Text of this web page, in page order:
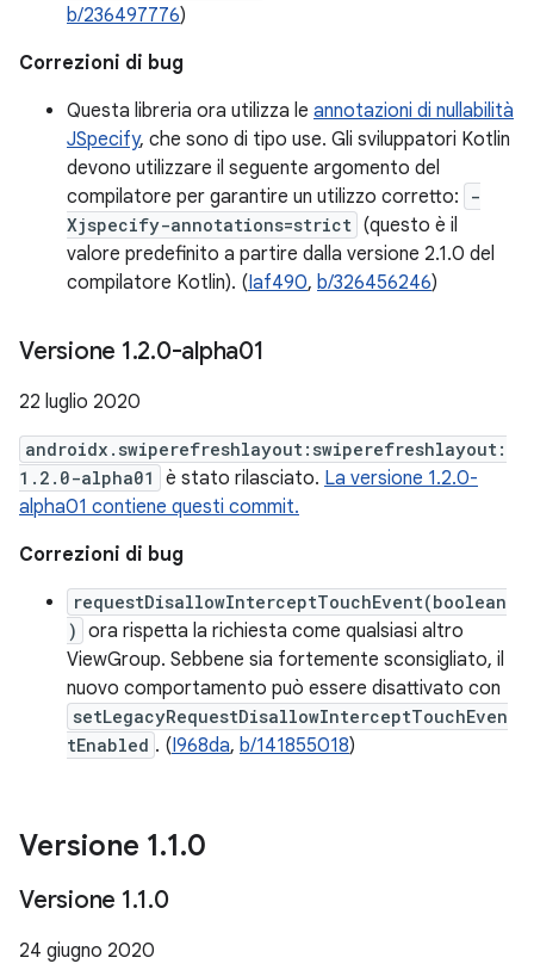
b/236497776)
Correzioni di bug
Questa libreria ora utilizza le annotazioni di nullabilità
JSpecify, che sono di tipo use. Gli sviluppatori Kotlin
devono utilizzare il seguente argomento del
compilatore per garantire un utilizzo corretto:
-
Xjspecify-annotations=strict (questo è il
valore predefinito a partire dalla versione 2.1.0 del
compilatore Kotlin). (Iaf490, b/326456246)
Versione 1.2.0-alpha01
22 luglio 2020
androidx.swiperefreshlayout:swiperefreshlayout:
1.2.0-alpha01
è stato rilasciato. La versione 1.2.0-
alpha01 contiene questi commit.
Correzioni di bug
requestDisallowInterceptTouchEvent(boolean
) ora rispetta la richiesta come qualsiasi altro
ViewGroup. Sebbene sia fortemente sconsigliato, il
nuovo comportamento può essere disattivato con
setLegacyRequestDisallowInterceptTouchEven
tEnabled . (I968da, b/141855018)
Versione 1.1.0
Versione 1.1.0
24 giugno 2020